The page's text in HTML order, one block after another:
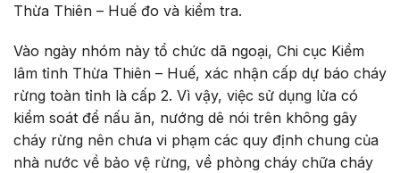
Thừa Thiên – Huế đo và kiểm tra.
Vào ngày nhóm này tổ chức dã ngoại, Chi cục Kiểm
lâm tỉnh Thừa Thiên – Huế, xác nhận cấp dự báo cháy
rừng toàn tỉnh là cấp 2. Vì vậy, việc sử dụng lửa có
kiểm soát để nấu ăn, nướng dê nói trên không gây
cháy rừng nên chưa vi phạm các quy định chung của
nhà nước về bảo vệ rừng, về phòng cháy chữa cháy